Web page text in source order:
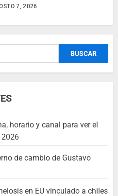
7, 2026
horario y canal para ver el
2026
de cambio de Gustavo
en EU vinculado a chiles